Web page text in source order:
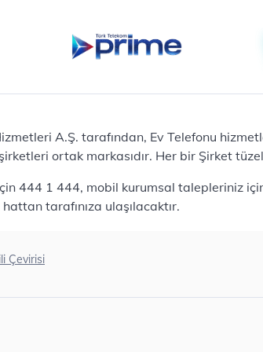
Fi 6
Watch 6
A.Ş. tarafından, Ev Telefonu
ortak markasıdır. Her bir Şirket
444 1 444, mobil kurumsal talepleriniz
tarafınıza ulaşılacaktır.
Çevirisi